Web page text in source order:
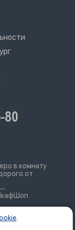
80
в комнату
от